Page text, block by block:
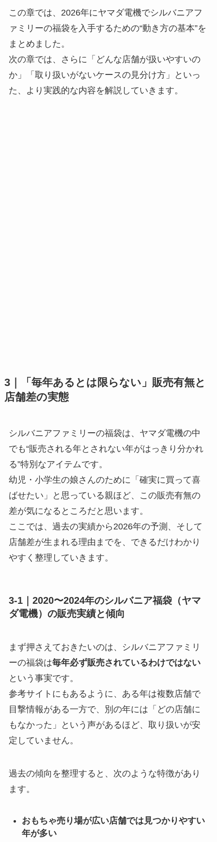
この章では、2026年にヤマダ電機でシルバニアフ
ァミリーの福袋を入手するための“動き方の基本”を
まとめました。
次の章では、さらに「どんな店舗が扱いやすいの
か」「取り扱いがないケースの見分け方」といっ
た、より実践的な内容を解説していきます。
3｜「毎年あるとは限らない」販売有無と
店舗差の実態
シルバニアファミリーの福袋は、ヤマダ電機の中
でも“販売される年とされない年がはっきり分かれ
る”特別なアイテムです。
幼児・小学生の娘さんのために「確実に買って喜
ばせたい」と思っている親ほど、この販売有無の
差が気になるところだと思います。
ここでは、過去の実績から2026年の予測、そして
店舗差が生まれる理由までを、できるだけわかり
やすく整理していきます。
3-1｜2020〜2024年のシルバニア福袋（ヤマ
ダ電機）の販売実績と傾向
まず押さえておきたいのは、シルバニアファミリ
ーの福袋は毎年必ず販売されているわけではない
という事実です。
参考サイトにもあるように、ある年は複数店舗で
目撃情報がある一方で、別の年には「どの店舗に
もなかった」という声があるほど、取り扱いが安
定していません。
過去の傾向を整理すると、次のような特徴があり
ます。
おもちゃ売り場が広い店舗では見つかりやすい
年が多い